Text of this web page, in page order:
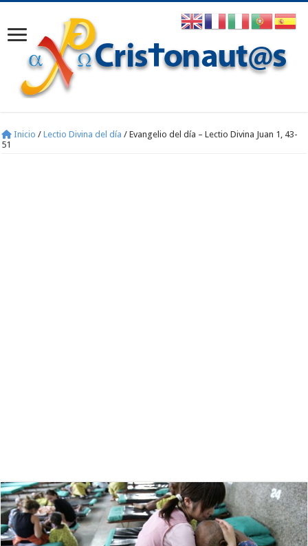
Inicio / Lectio Divina del día / Evangelio del día – Lectio Divina Juan 1, 43-
51